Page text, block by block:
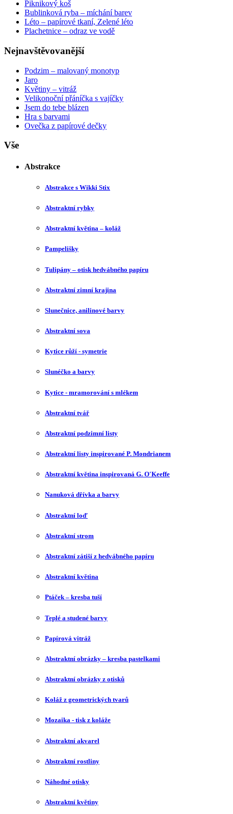
Piknikový koš
Bublinková ryba – míchání barev
Léto – papírové tkaní, Zelené léto
Plachetnice – odraz ve vodě
Nejnavštěvovanější
Podzim – malovaný monotyp
Jaro
Květiny – vitráž
Velikonoční přáníčka s vajíčky
Jsem do tebe blázen
Hra s barvami
Ovečka z papírové dečky
Vše
Abstrakce
Abstrakce s Wikki Stix
Abstraktní rybky
Abstraktní květina – koláž
Pampelišky
Tulipány – otisk hedvábného papíru
Abstraktní zimní krajina
Slunečnice, anilinové barvy
Abstraktní sova
Kytice růží - symetrie
Slunéčko a barvy
Kytice - mramorování s mlékem
Abstraktní tvář
Abstraktní podzimní listy
Abstraktní listy inspirované P. Mondrianem
Abstraktní květina inspirovaná G. O′Keeffe
Nanuková dřívka a barvy
Abstraktní loď
Abstraktní strom
Abstraktní zátiší z hedvábného papíru
Abstraktní květina
Ptáček – kresba tuší
Teplé a studené barvy
Papírová vitráž
Abstraktní obrázky – kresba pastelkami
Abstraktní obrázky z otisků
Koláž z geometrických tvarů
Mozaika - tisk z koláže
Abstraktní akvarel
Abstraktní rostliny
Náhodné otisky
Abstraktní květiny